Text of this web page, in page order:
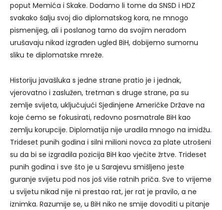
poput Memića i Skake. Dodamo li tome da SNSD i HDZ
svakako šalju svoj dio diplomatskog kora, ne mnogo
pismenijeg, ali i poslanog tamo da svojim neradom
urušavaju nikad izgrađen ugled BiH, dobijemo sumornu
sliku te diplomatske mreže.
Historiju javašluka s jedne strane pratio je i jednak,
vjerovatno i zaslužen, tretman s druge strane, pa su
zemlje svijeta, uključujući Sjedinjene Američke Države na
koje ćemo se fokusirati, redovno posmatrale BiH kao
zemlju korupcije. Diplomatija nije uradila mnogo na imidžu.
Trideset punih godina i silni milioni novca za plate utrošeni
su da bi se izgradila pozicija BiH kao vječite žrtve. Trideset
punih godina i sve što je u Sarajevu smišljeno jeste
guranje svijetu pod nos još više ratnih priča. Sve to vrijeme
u svijetu nikad nije ni prestao rat, jer rat je pravilo, a ne
iznimka. Razumije se, u BiH niko ne smije dovoditi u pitanje